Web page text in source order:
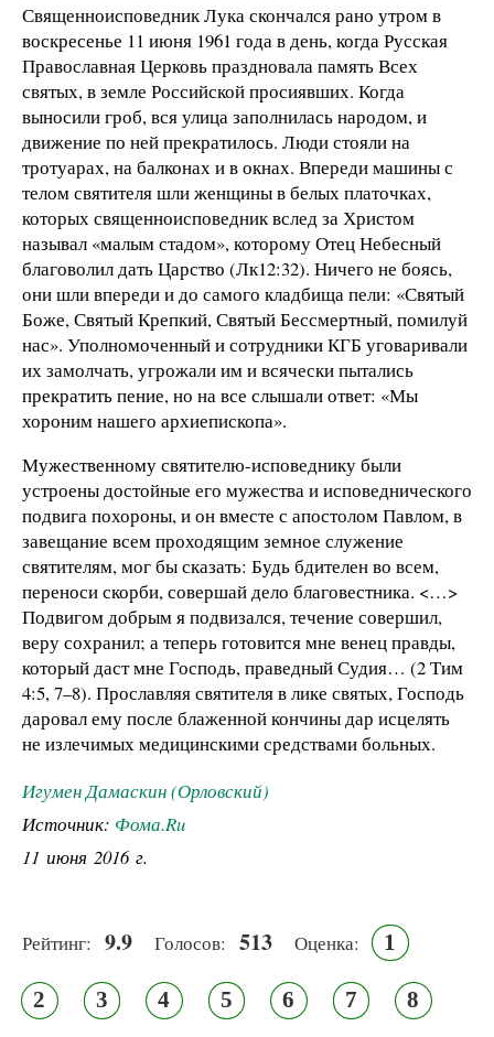
Священноисповедник Лука скончался рано утром в
воскресенье 11 июня 1961 года в день, когда Русская
Православная Церковь праздновала память Всех
святых, в земле Российской просиявших. Когда
выносили гроб, вся улица заполнилась народом, и
движение по ней прекратилось. Люди стояли на
тротуарах, на балконах и в окнах. Впереди машины с
телом святителя шли женщины в белых платочках,
которых священноисповедник вслед за Христом
называл «малым стадом», которому Отец Небесный
благоволил дать Царство (Лк12:32). Ничего не боясь,
они шли впереди и до самого кладбища пели: «Святый
Боже, Святый Крепкий, Святый Бессмертный, помилуй
нас». Уполномоченный и сотрудники КГБ уговаривали
их замолчать, угрожали им и всячески пытались
прекратить пение, но на все слышали ответ: «Мы
хороним нашего архиепископа».
Мужественному святителю-исповеднику были
устроены достойные его мужества и исповеднического
подвига похороны, и он вместе с апостолом Павлом, в
завещание всем проходящим земное служение
святителям, мог бы сказать: Будь бдителен во всем,
переноси скорби, совершай дело благовестника. <…>
Подвигом добрым я подвизался, течение совершил,
веру сохранил; а теперь готовится мне венец правды,
который даст мне Господь, праведный Судия… (2 Тим
4:5, 7–8). Прославляя святителя в лике святых, Господь
даровал ему после блаженной кончины дар исцелять
не излечимых медицинскими средствами больных.
Игумен Дамаскин (Орловский)
Источник: Фома.Ru
11 июня 2016 г.
Рейтинг: 9.9 Голосов: 513 Оценка: 1
2 3 4 5 6 7 8